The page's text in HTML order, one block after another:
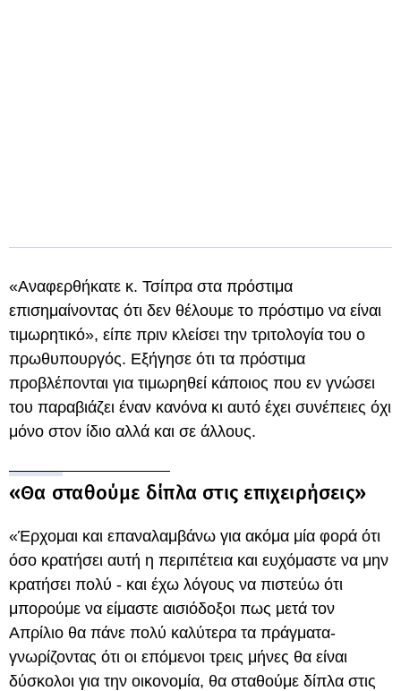
«Αναφερθήκατε κ. Τσίπρα στα πρόστιμα
επισημαίνοντας ότι δεν θέλουμε το πρόστιμο να είναι
τιμωρητικό», είπε πριν κλείσει την τριτολογία του ο
πρωθυπουργός. Εξήγησε ότι τα πρόστιμα
προβλέπονται για τιμωρηθεί κάποιος που εν γνώσει
του παραβιάζει έναν κανόνα κι αυτό έχει συνέπειες όχι
μόνο στον ίδιο αλλά και σε άλλους.
«Θα σταθούμε δίπλα στις επιχειρήσεις»
«Έρχομαι και επαναλαμβάνω για ακόμα μία φορά ότι
όσο κρατήσει αυτή η περιπέτεια και ευχόμαστε να μην
κρατήσει πολύ - και έχω λόγους να πιστεύω ότι
μπορούμε να είμαστε αισιόδοξοι πως μετά τον
Απρίλιο θα πάνε πολύ καλύτερα τα πράγματα-
γνωρίζοντας ότι οι επόμενοι τρεις μήνες θα είναι
δύσκολοι για την οικονομία, θα σταθούμε δίπλα στις